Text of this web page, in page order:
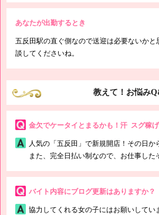
あなたが出勤するとき
五反田駅の直ぐ側なので送迎は必要ないか
談してくださいね。
教えて！お悩み
金欠でケータイとまるかも！汗 スグ稼
人気の「五反田」で新規開店！その日か
また、完全日払い制なので、お仕事した
バイト内容にブログ更新はありますか？
協力してくれる女の子にはお願いしてい